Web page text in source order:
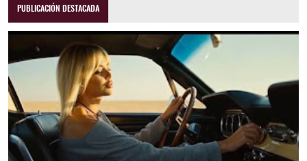
PUBLICACIÓN DESTACADA